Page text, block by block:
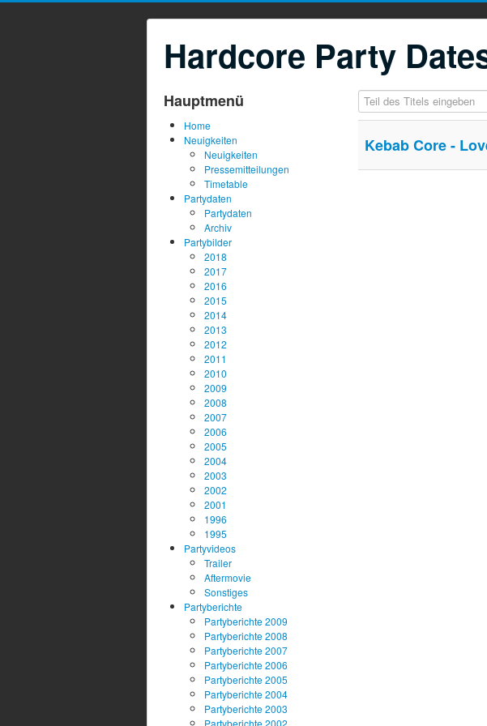
Hardcore Party
Hauptmenü
Home
Neuigkeiten
Neuigkeiten
Pressemitteilungen
Timetable
Partydaten
Partydaten
Archiv
Partybilder
2018
2017
2016
2015
2014
2013
2012
2011
2010
2009
2008
2007
2006
2005
2004
2003
2002
2001
1996
1995
Partyvideos
Trailer
Aftermovie
Sonstiges
Partyberichte
Partyberichte 2009
Partyberichte 2008
Partyberichte 2007
Partyberichte 2006
Partyberichte 2005
Partyberichte 2004
Partyberichte 2003
Partyberichte 2002
Teil des Titels eingeben
Kebab Core -